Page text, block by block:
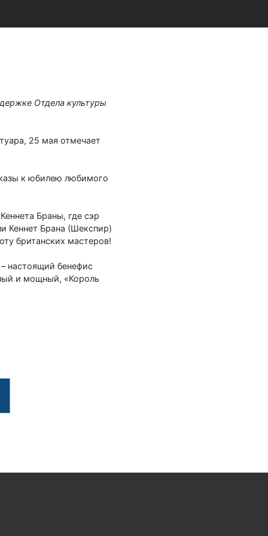
Отдела культуры
25 мая отмечает
к юбилею любимого
Браны, где сэр
Кеннет Брана (Шекспир)
британских мастеров!
настоящий бенефис
и мощный, «Король